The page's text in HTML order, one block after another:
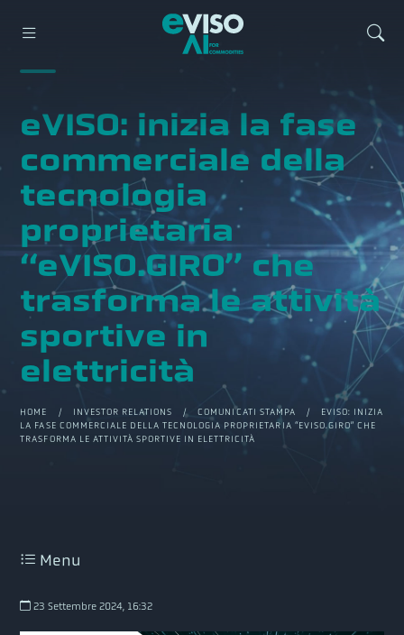
eVISO: inizia la fase
commerciale della
tecnologia
proprietaria
“eVISO.GIRO” che
trasforma le attività
sportive in
elettricità
HOME / INVESTOR RELATIONS /COMUNICATI STAMPA / EVISO: INIZIA
LA FASE COMMERCIALE DELLA TECNOLOGIA PROPRIETARIA “EVISO.GIRO” CHE
TRASFORMA LE ATTIVITÀ SPORTIVE IN ELETTRICITÀ
Menu
23 Settembre 2024, 16:32